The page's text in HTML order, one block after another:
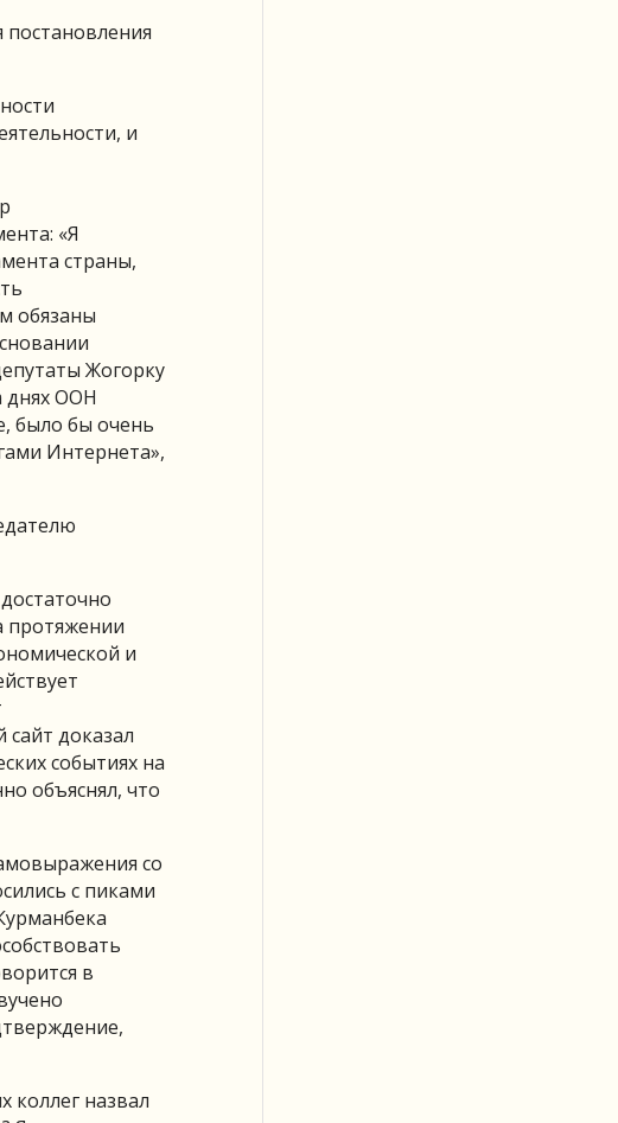
постановления
и
«Я
страны,
обязаны
Жогорку
днях ООН
было бы очень
Интернета»,
протяжении
и
сайт доказал
событиях на
объяснял, что
со
с пиками
в
коллег назвал